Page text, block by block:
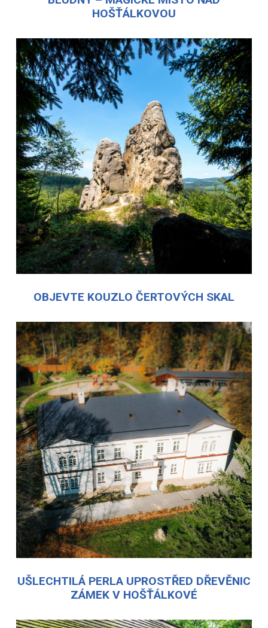
HOŠŤÁLKOVOU
OBJEVTE KOUZLO ČERTOVÝCH SKAL
UŠLECHTILÁ PERLA UPROSTŘED DŘEVĚNIC
ZÁMEK V HOŠŤÁLKOVÉ